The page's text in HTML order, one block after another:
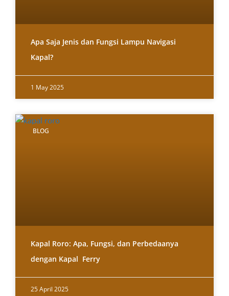
Apa Saja Jenis dan Fungsi Lampu Navigasi
Kapal?
1 May 2025
BLOG
Kapal Roro: Apa, Fungsi, dan Perbedaanya
dengan Kapal Ferry
25 April 2025